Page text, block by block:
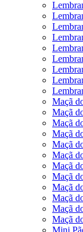
Maçã
Maçã
Maçã
Maçã
Maçã
Maçã
Maçã
Maçã
Maçã
Maçã
Maçã
Maçã
Mini